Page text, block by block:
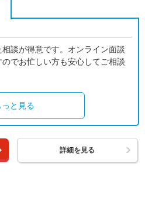
談が得意です。オンライン面談
でお忙しい方も安心してご相談
っと見る
詳細を見る